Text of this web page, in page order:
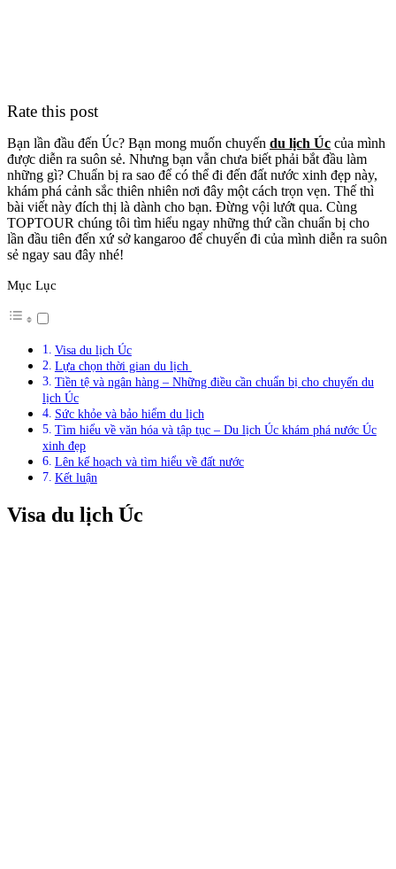
Rate this post
Bạn lần đầu đến Úc? Bạn mong muốn chuyến du lịch Úc của mình
được diễn ra suôn sẻ. Nhưng bạn vẫn chưa biết phải bắt đầu làm
những gì? Chuẩn bị ra sao để có thể đi đến đất nước xinh đẹp này,
khám phá cảnh sắc thiên nhiên nơi đây một cách trọn vẹn. Thế thì
bài viết này đích thị là dành cho bạn. Đừng vội lướt qua. Cùng
TOPTOUR chúng tôi tìm hiểu ngay những thứ cần chuẩn bị cho
lần đầu tiên đến xứ sở kangaroo để chuyến đi của mình diễn ra suôn
sẻ ngay sau đây nhé!
Mục Lục
Visa du lịch Úc
Lựa chọn thời gian du lịch
Tiền tệ và ngân hàng – Những điều cần chuẩn bị cho chuyến du
lịch Úc
Sức khỏe và bảo hiểm du lịch
Tìm hiểu về văn hóa và tập tục – Du lịch Úc khám phá nước Úc
xinh đẹp
Lên kế hoạch và tìm hiểu về đất nước
Kết luận
Visa du lịch Úc